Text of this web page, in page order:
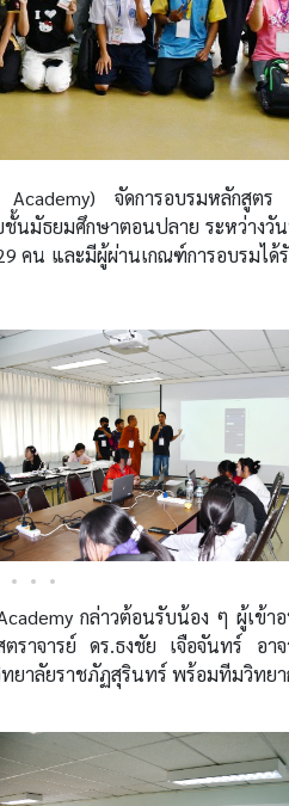
Academy) จัดการอบรมหลักสูตร
ชั้นมัธยมศึกษาตอนปลาย ระหว่าง
คน และมีผู้ผ่านเกณฑ์การอบรมได้
กล่าวต้อนรับน้อง ๆ ผู้เข้า
ราจารย์ ดร.ธงชัย เจือจันทร์ อาจ
ยาลัยราชภัฏสุรินทร์ พร้อมทีมวิทยา